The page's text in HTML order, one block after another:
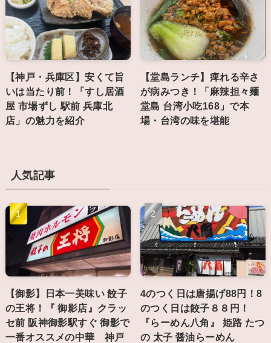
【神戸・兵庫区】安くて旨
いは当たり前！「すし居酒
屋 市場ずし 駅前 兵庫北
店」の魅力を紹介
【堂島ランチ】痺れる辛さ
が病みつき！「麻辣担々麺
堂島 台湾小吃168」で本
場・台湾の味を堪能
人気記事
【御影】日本一美味い 餃子
の王将！『 御影店』クラッ
セ前 阪神御影駅すぐ 御影で
一番オススメの中華 神戸
4のつく日は唐揚げ88円！8
のつく日は餃子８８円！
『らーめん八角』 姫路 たつ
の 太子 醤油らーめん